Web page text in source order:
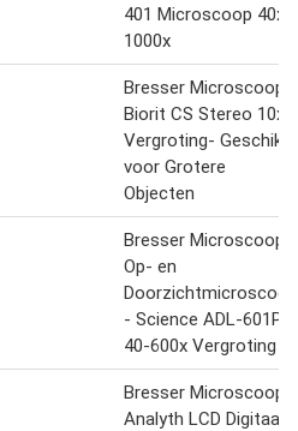
401 Microscoop 40x -
1000x
Bresser Microscoop -
Biorit CS Stereo 10x
Vergroting- Geschikt
voor Grotere
Objecten
Bresser Microscoop -
Op- en
Doorzichtmicroscoop
- Science ADL-601P -
40-600x Vergroting
Bresser Microscoop -
Analyth LCD Digitaal -